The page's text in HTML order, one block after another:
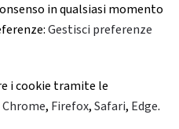
in qualsiasi momento
Gestisci preferenze
i cookie tramite le
Chrome, Firefox,Safari, Edge.